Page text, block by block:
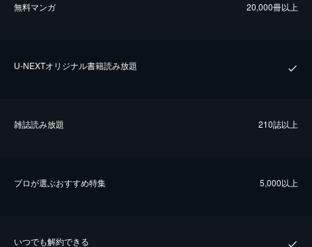
無料マンガ 20,000冊以上
U-NEXTオリジナル書籍読み放題
雑誌読み放題 210誌以上
プロが選ぶおすすめ特集 5,000以上
いつでも解約できる